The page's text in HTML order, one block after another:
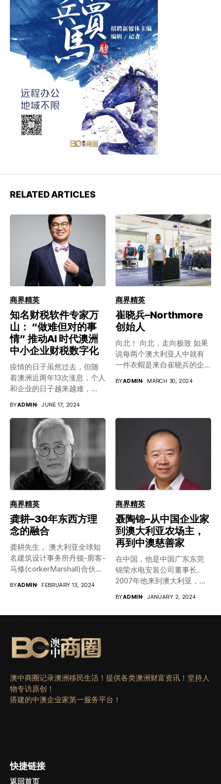
RELATED ARTICLES
商界精英
知名财税软件专家万
山： “做难但对的事
情” 推动AI 时代澳洲
中小企业财税数字化
疫情的日子虽然过去，但随
着澳洲近两年13次涨息，个人
和企业的日子越来越难，
经达到自2015年以来最高水
平，比2023年增长了41%。
而维州政府债务竟然接近全
州生产总值的1/4, 各种各样税
务翻倍增长，预计到3年后平
均到每个人身上是2.75万澳
元，可见，艰难必然持续。
在如此艰难时刻，企业的降
省的就是利润 整个市场不
好，增效无法立竿见影，那
么降本是第一位。 很多老板
可能从没有认真考虑过，多
赚1000，实际利润有可能才
是500，而节省1000，这
1000直接就是利润。 那么可
以降低哪些成本呢？ 人工是
福利待遇堪称世界第一，不
病假等，更有“男女同等的育
儿假”、“家暴假”、“生理
假”，甚至4天工作5天薪水的
新花样频频出现，让企业真
是苦不堪言。除了人工成本
还有出差，餐饮，招待客户
等各种零散费用。有多少老
知道具体的花销是否合理？
又有多少老板知道仅仅报销
的一个环节占用销售，会计
BYADMIN JUNE 17, 2024
商界精英
崔晓兵–Northmore
创始人
向北！ 向北，走向极致 如果
说每两个澳大利亚人中就有
一件衣帽是来自崔晓兵的企
厉害的是，不仅在澳大利
几年来，随着ALDI全球扩张
的脚步，从产品开发、下订
单、品控、运输到出口 ，他
一刻不停地打造了 100多个
上下游产业链，成为中国户
外界最懂材料、 当然 ，看着
容易 ，做起来难。 大家不知
单损失1000多万元人民币的
艰难时刻，也想象不到觉醒
的力量是怎样促进他完成自
愈重塑生活并再次重回巅峰
的过程。晓兵只相信 ：向北!
向北! 走向极致 晓兵只相
信 ：向北!...
BYADMIN MARCH 30, 2024
商界精英
龚耕–30年东西方理
念的融合
龚耕先生， 澳大利亚全球知
名建筑设计事务所丹顿-廓客-
马修(corkerMarshall)合伙
利亚联邦建筑师协会奖评
威设计大奖之一。 豪宅类”提
名奖，他可谓设计与商业领
践行者。墨尔本2020年的春
天因为疫情分外安静，但有
一个身影从没有停下忙碌的
院。在这里居家办公是怎样
的一份幸福! 忙碌的龚耕先生
BYADMIN FEBRUARY 13, 2024
商界精英
聂陶锦–从中国企业家
到澳大利亚农场主，
再到中澳慈善家
在中国，他是中国广东东莞
锦荣水电安装公司董事长。
2007年他来到澳大利亚，
一个以做葡萄酒贸易拿到永
久居留权 (PR) 的人，拿到
操办了大女儿的婚礼，送二
送到私立寄宿中学，又在所
BYADMIN JANUARY 2, 2024
澳中商圈记录澳洲移民生活！提供各类澳洲财富资讯！坚持人
物专访原创！
搭建的中澳企业家第一服务平台！
快捷链接
返回首页